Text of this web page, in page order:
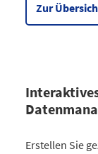
Datentabelle
Zur
Kategorie
Erstellen Sie